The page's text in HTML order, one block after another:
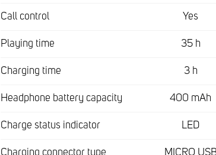
Call control Yes
Playing time 35 h
Charging time 3 h
Headphone battery capacity 400 mAh
Charge status indicator LED
Charging connector type MICRO